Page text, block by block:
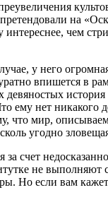
на
чем
у него
впишется в
ему нет
что мир,
угодно
счет
не
Но если вам